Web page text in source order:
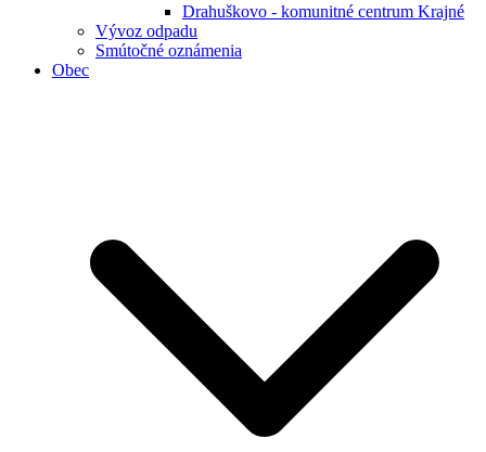
Drahuškovo - komunitné centrum Krajné
Vývoz odpadu
Smútočné oznámenia
Obec